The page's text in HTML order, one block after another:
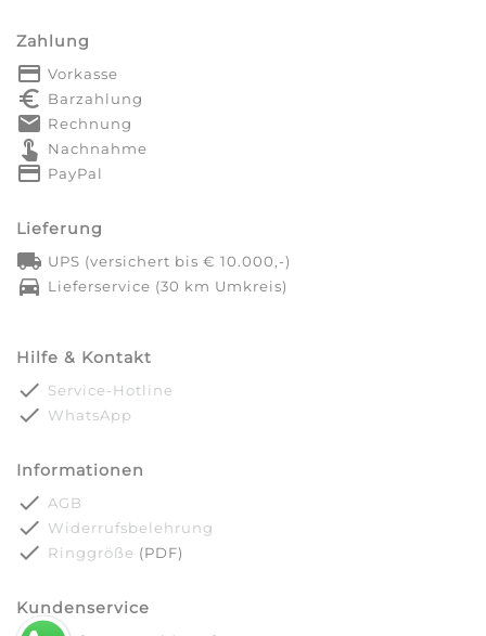
Zahlung
payment Vorkasse
euro_symbol Barzahlung
markunread Rechnung
touch_app Nachnahme
credit_card PayPal
Lieferung
local_shipping UPS (versichert bis € 10.000,-)
directions_car Lieferservice (30 km Umkreis)
Hilfe & Kontakt
done Service-Hotline
done WhatsApp
Informationen
done AGB
done Widerrufsbelehrung
done Ringgröße (PDF)
Kundenservice